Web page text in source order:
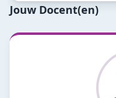
Jouw Docent(en)